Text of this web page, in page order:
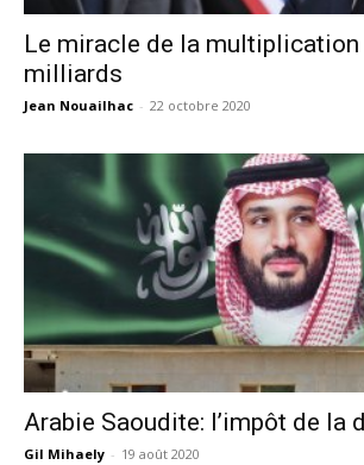
Le miracle de la multiplication
milliards
Jean Nouailhac - 22 octobre 2020
Arabie Saoudite: l’impôt de la
Gil Mihaely - 19 août 2020